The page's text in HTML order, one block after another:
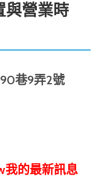
與營業時
巷9弄2號
我的最新訊息